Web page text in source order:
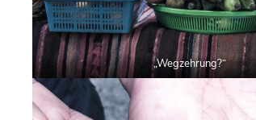
„Wegzehrung?“